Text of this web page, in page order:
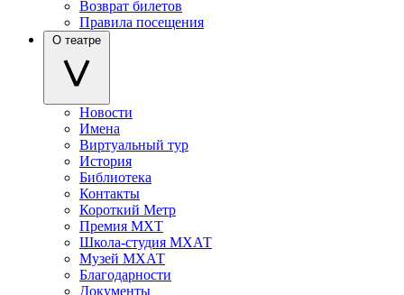
Возврат билетов
Правила посещения
О театре
Новости
Имена
Виртуальный тур
История
Библиотека
Контакты
Короткий Метр
Премия МХТ
Школа-студия МХАТ
Музей МХАТ
Благодарности
Документы